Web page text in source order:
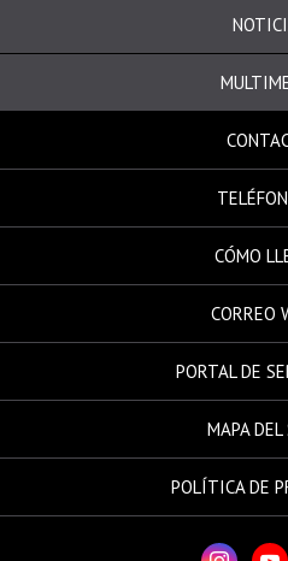
CÓMO
CORREO
PORTAL DE
MAPA
POLÍTICA DE